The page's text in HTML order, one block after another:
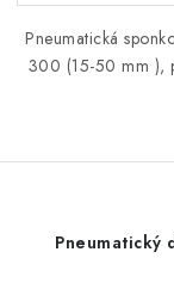
Pneumatická
300 (15-50 mm ),
Pneumatický